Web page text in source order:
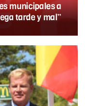
municipales a
tarde y mal”